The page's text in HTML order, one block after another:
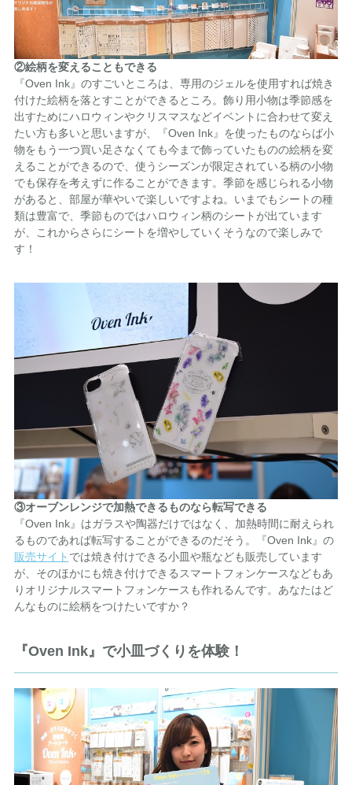
②絵柄を変えることもできる
『Oven Ink』のすごいところは、専用のジェルを使用すれば焼き
付けた絵柄を落とすことができるところ。飾り用小物は季節感を
出すためにハロウィンやクリスマスなどイベントに合わせて変え
たい方も多いと思いますが、『Oven Ink』を使ったものならば小
物をもう一つ買い足さなくても今まで飾っていたものの絵柄を変
えることができるので、使うシーズンが限定されている柄の小物
でも保存を考えずに作ることができます。季節を感じられる小物
があると、部屋が華やいで楽しいですよね。いまでもシートの種
類は豊富で、季節ものではハロウィン柄のシートが出ています
が、これからさらにシートを増やしていくそうなので楽しみで
す！
③オーブンレンジで加熱できるものなら転写できる
『Oven Ink』はガラスや陶器だけではなく、加熱時間に耐えられ
るものであれば転写することができるのだそう。『Oven Ink』の
販売サイト では焼き付けできる小皿や瓶なども販売しています
が、そのほかにも焼き付けできるスマートフォンケースなどもあ
りオリジナルスマートフォンケースも作れるんです。あなたはど
んなものに絵柄をつけたいですか？
『Oven Ink』で小皿づくりを体験！